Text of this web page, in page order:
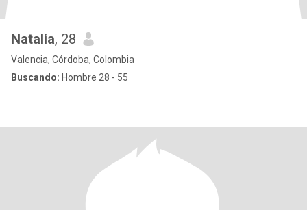
Natalia, 28
Valencia, Córdoba, Colombia
Buscando: Hombre 28 - 55